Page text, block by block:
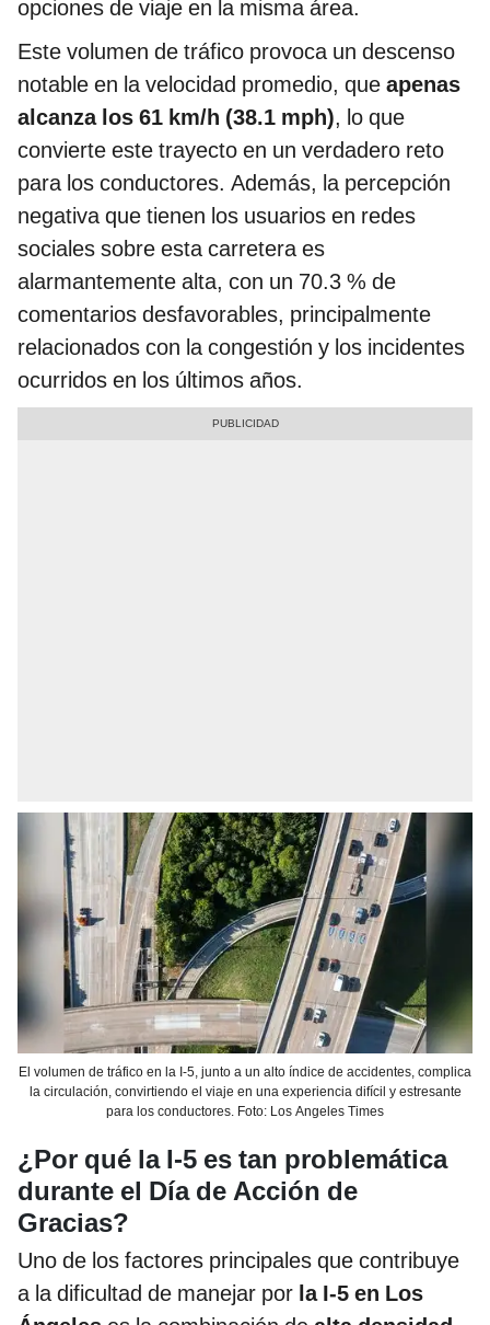
opciones de viaje en la misma área.
Este volumen de tráfico provoca un descenso
notable en la velocidad promedio, que apenas
alcanza los 61 km/h (38.1 mph), lo que
convierte este trayecto en un verdadero reto
para los conductores. Además, la percepción
negativa que tienen los usuarios en redes
sociales sobre esta carretera es
alarmantemente alta, con un 70.3 % de
comentarios desfavorables, principalmente
relacionados con la congestión y los incidentes
ocurridos en los últimos años.
El volumen de tráfico en la I-5, junto a un alto índice de accidentes, complica
la circulación, convirtiendo el viaje en una experiencia difícil y estresante
para los conductores. Foto: Los Angeles Times
¿Por qué la I-5 es tan problemática
durante el Día de Acción de
Gracias?
Uno de los factores principales que contribuye
a la dificultad de manejar por la I-5 en Los